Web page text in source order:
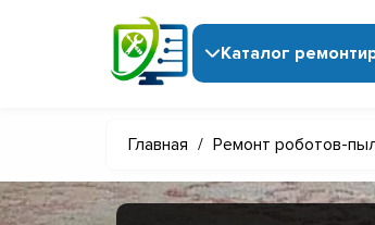
Каталог
Главная / Ремонт роботов-